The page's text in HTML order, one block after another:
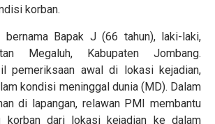
korban.
bernama Bapak J (66 tahun), laki-laki,
Megaluh, Kabupaten Jombang.
pemeriksaan awal di lokasi kejadian,
kondisi meninggal dunia (MD). Dalam
di lapangan, relawan PMI membantu
korban dari lokasi kejadian ke dalam